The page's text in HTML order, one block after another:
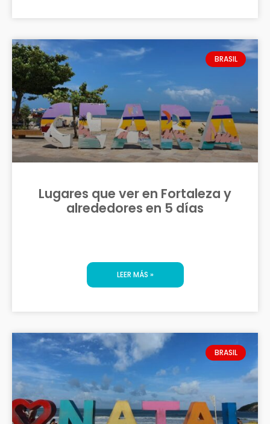
BRASIL
Lugares que ver en Fortaleza y
alrededores en 5 días
LEER MÁS »
BRASIL